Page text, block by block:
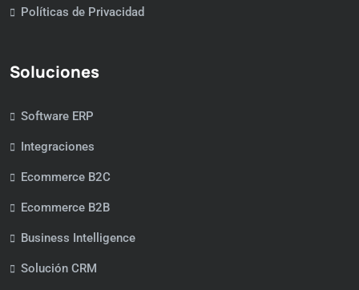
Políticas de Privacidad
Soluciones
Software ERP
Integraciones
Ecommerce B2C
Ecommerce B2B
Business Intelligence
Solución CRM